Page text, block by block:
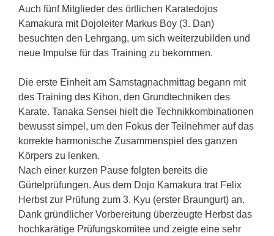
Auch fünf Mitglieder des örtlichen Karatedojos
Kamakura mit Dojoleiter Markus Boy (3. Dan)
besuchten den Lehrgang, um sich weiterzubilden und
neue Impulse für das Training zu bekommen.
Die erste Einheit am Samstagnachmittag begann mit
des Training des Kihon, den Grundtechniken des
Karate. Tanaka Sensei hielt die Technikkombinationen
bewusst simpel, um den Fokus der Teilnehmer auf das
korrekte harmonische Zusammenspiel des ganzen
Körpers zu lenken.
Nach einer kurzen Pause folgten bereits die
Gürtelprüfungen. Aus dem Dojo Kamakura trat Felix
Herbst zur Prüfung zum 3. Kyu (erster Braungurt) an.
Dank gründlicher Vorbereitung überzeugte Herbst das
hochkarätige Prüfungskomitee und zeigte eine sehr